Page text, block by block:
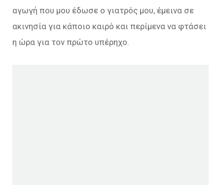
αγωγή που μου έδωσε ο γιατρός μου, έμεινα σε
ακινησία για κάποιο καιρό και περίμενα να φτάσει
η ώρα για τον πρώτο υπέρηχο.